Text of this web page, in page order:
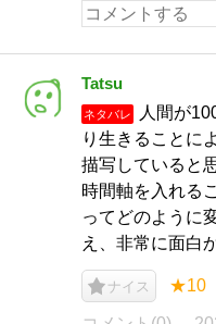
Tatsu
ネタバレ
人間が
り生きることに
描写していると
時間軸を入れる
ってどのように
え、非常に面白
ナイス ★10